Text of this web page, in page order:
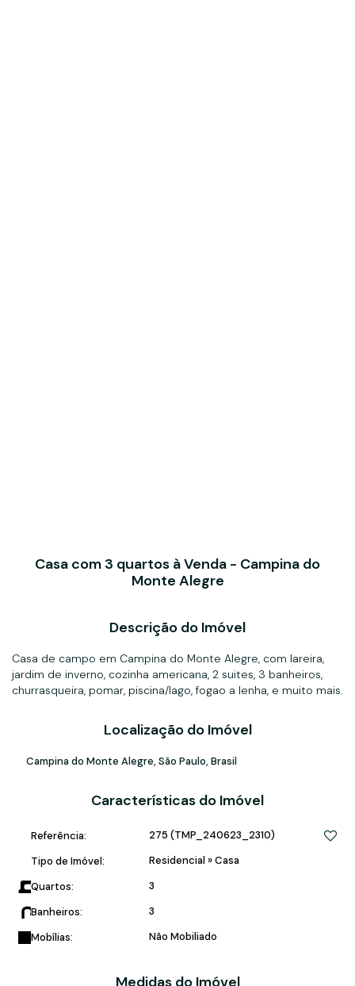
Casa com 3 quartos à Venda - Campina do
Monte Alegre
Descrição do Imóvel
Casa de campo em Campina do Monte Alegre, com lareira,
jardim de inverno, cozinha americana, 2 suites, 3 banheiros,
churrasqueira, pomar, piscina/lago, fogao a lenha, e muito mais.
Localização do Imóvel
Campina do Monte Alegre, São Paulo, Brasil
Características do Imóvel
Referência: 275 (TMP_240623_2310)
Tipo de Imóvel:
Residencial »Casa
Quartos:
3
Banheiros:
3
Mobílias:
Não Mobiliado
Medidas do Imóvel